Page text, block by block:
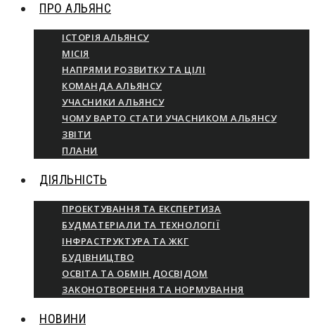
ПРО АЛЬЯНС
ІСТОРІЯ АЛЬЯНСУ
МІСІЯ
НАПРЯМИ РОЗВИТКУ ТА ЦІЛІ
КОМАНДА АЛЬЯНСУ
УЧАСНИКИ АЛЬЯНСУ
ЧОМУ ВАРТО СТАТИ УЧАСНИКОМ АЛЬЯНСУ
ЗВІТИ
ПЛАНИ
ДІЯЛЬНІСТЬ
ПРОЕКТУВАННЯ ТА ЕКСПЕРТИЗА
БУДМАТЕРІАЛИ ТА ТЕХНОЛОГІЇ
ІНФРАСТРУКТУРА ТА ЖКГ
БУДІВНИЦТВО
ОСВІТА ТА ОБМІН ДОСВІДОМ
ЗАКОНОТВОРЕННЯ ТА НОРМУВАННЯ
НОВИНИ